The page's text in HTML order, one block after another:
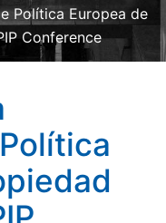
Política Europea de
Conference